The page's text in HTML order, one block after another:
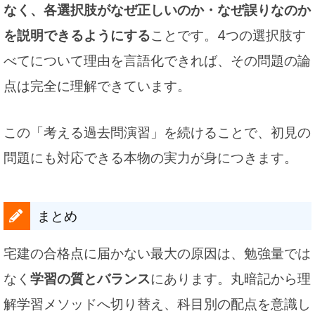
なく、各選択肢がなぜ正しいのか・なぜ誤りなのか
を説明できるようにすることです。4つの選択肢す
べてについて理由を言語化できれば、その問題の論
点は完全に理解できています。
この「考える過去問演習」を続けることで、初見の
問題にも対応できる本物の実力が身につきます。
まとめ
宅建の合格点に届かない最大の原因は、勉強量では
なく 学習の質とバランスにあります。丸暗記から理
解学習メソッドへ切り替え、科目別の配点を意識し